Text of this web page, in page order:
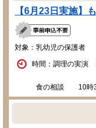
【6月23日実施】
対象：乳幼児の保護者
時間：調理の実演
食の相談 10時30